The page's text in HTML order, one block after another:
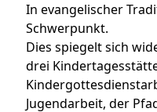
In evangelischer
Schwerpunkt.
Dies spiegelt sich
drei
Jugendarbeit, der